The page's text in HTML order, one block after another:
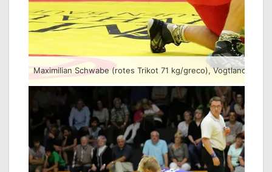
Maximilian Schwabe (rotes Trikot 71 kg/greco),